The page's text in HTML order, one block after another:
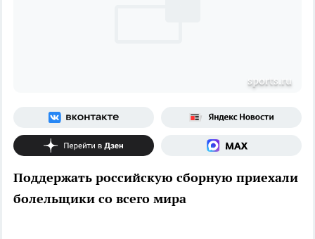
sports.ru
Поддержать российскую сборную приехали
болельщики со всего мира